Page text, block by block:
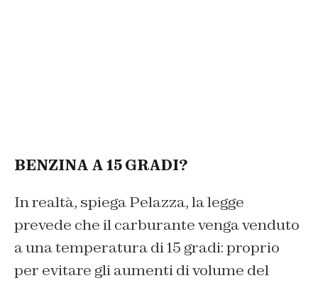
BENZINA A 15 GRADI?
In realtà, spiega Pelazza, la legge
prevede che il carburante venga venduto
a una temperatura di 15 gradi: proprio
per evitare gli aumenti di volume del